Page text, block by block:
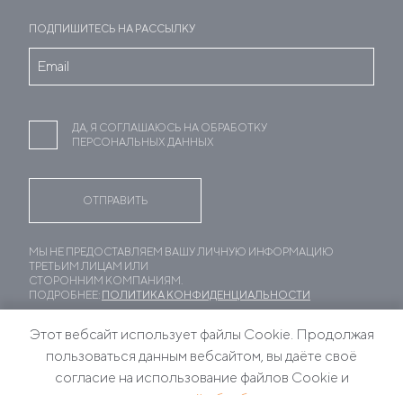
ПОДПИШИТЕСЬ НА РАССЫЛКУ
ДА, Я СОГЛАШАЮСЬ НА ОБРАБОТКУ
ПЕРСОНАЛЬНЫХ ДАННЫХ
МЫ НЕ ПРЕДОСТАВЛЯЕМ ВАШУ ЛИЧНУЮ ИНФОРМАЦИЮ
ТРЕТЬИМ ЛИЦАМ ИЛИ
СТОРОННИМ КОМПАНИЯМ.
ПОДРОБНЕЕ: ПОЛИТИКА КОНФИДЕНЦИАЛЬНОСТИ
Этот вебсайт использует файлы Cookie. Продолжая
пользоваться данным вебсайтом, вы даёте своё
согласие на использование файлов Cookie и